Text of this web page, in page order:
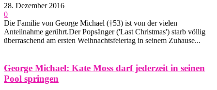
28. Dezember 2016
0
Die Familie von George Michael (†53) ist von der vielen
Anteilnahme gerührt.Der Popsänger ('Last Christmas') starb völlig
überraschend am ersten Weihnachtsfeiertag in seinem Zuhause...
George Michael: Kate Moss darf jederzeit in seinen
Pool springen